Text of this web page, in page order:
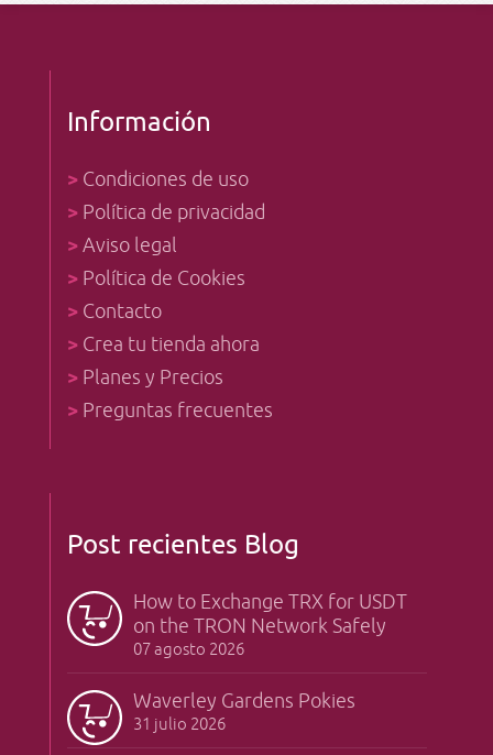
Información
> Condiciones de uso
> Política de privacidad
>Aviso legal
> Política de Cookies
> Contacto
> Crea tu tienda ahora
> Planes y Precios
> Preguntas frecuentes
Post recientes Blog
How to Exchange TRX for USDT
on the TRON Network Safely
07 agosto 2026
Waverley Gardens Pokies
31 julio 2026